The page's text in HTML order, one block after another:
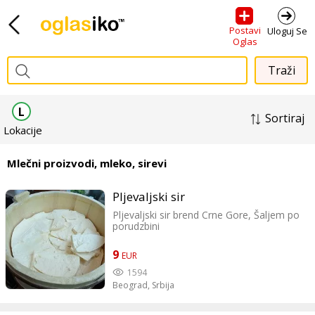
Postavi
Oglas
Uloguj Se
Sortiraj
L
Lokacije
Mlečni proizvodi, mleko, sirevi
Pljevaljski sir
Pljevaljski sir brend Crne Gore, Šaljem po
porudzbini
9 EUR
1594
Beograd, Srbija